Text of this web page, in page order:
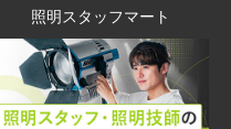
照明スタッフマート